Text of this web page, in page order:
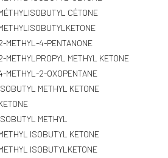
CÉTONE
METHYL-4-PENTANONE
METHYLPROPYL METHYL KETONE
METHYL-2-OXOPENTANE
METHYL KETONE
METHYL
ISOBUTYL KETONE
ISOBUTYLKETONE